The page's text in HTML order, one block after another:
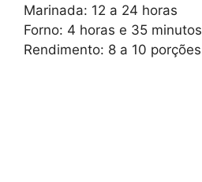
Marinada: 12 a 24 horas
Forno: 4 horas e 35 minutos
Rendimento: 8 a 10 porções